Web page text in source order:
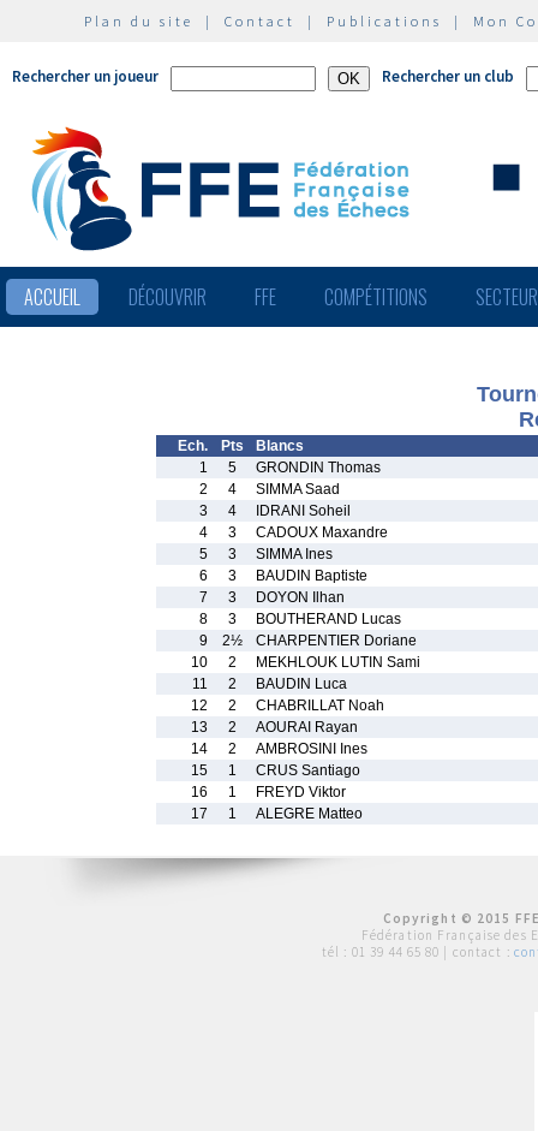
Plan du site | Contact | Publications | Mon
Rechercher un joueur Rechercher un club
ACCUEIL DÉCOUVRIR FFE COMPÉTITIONS
Ech. Pts
Blancs
1
5
GRONDIN Thomas
2
4
SIMMA Saad
3
4
IDRANI Soheil
4
3
CADOUX Maxandre
5
3
SIMMA Ines
6
3
BAUDIN Baptiste
7
3
DOYON Ilhan
8
3
BOUTHERAND Lucas
9
2½
CHARPENTIER Doriane
10
2
MEKHLOUK LUTIN Sami
11
2
BAUDIN Luca
12
2
CHABRILLAT Noah
13
2
AOURAI Rayan
14
2
AMBROSINI Ines
15
1
CRUS Santiago
16
1
FREYD Viktor
17
1 ALEGRE Matteo
Copyright © 2015
Fédération Française des
tél : 01 39 44 65 80 | contact :